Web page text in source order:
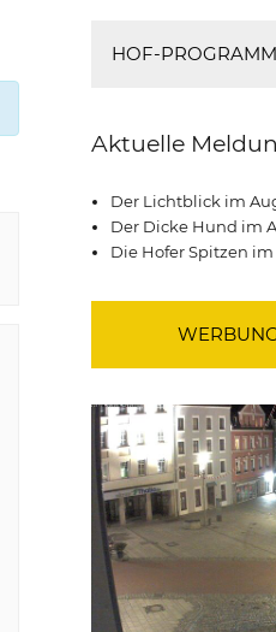
HOF-
Aktuelle
Der Lichtblick im
Der Dicke Hund im
Die Hofer Spitzen